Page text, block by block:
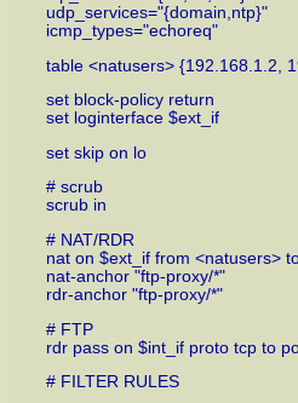
udp_services="{domain,ntp}"
icmp_types="echoreq"
table <natusers> {192.168.1.2,
set block-policy return
set loginterface $ext_if
set skip on lo
# scrub
scrub in
# NAT/RDR
nat on $ext_if from <natusers>
nat-anchor "ftp-proxy/*"
rdr-anchor "ftp-proxy/*"
# FTP
rdr pass on $int_if proto tcp to
# FILTER RULES